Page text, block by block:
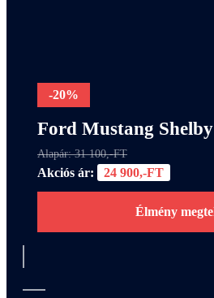
-20%
Ford Mustang
Alapár: 31 100,-FT
Akciós ár: 24 900,-FT
Élmény